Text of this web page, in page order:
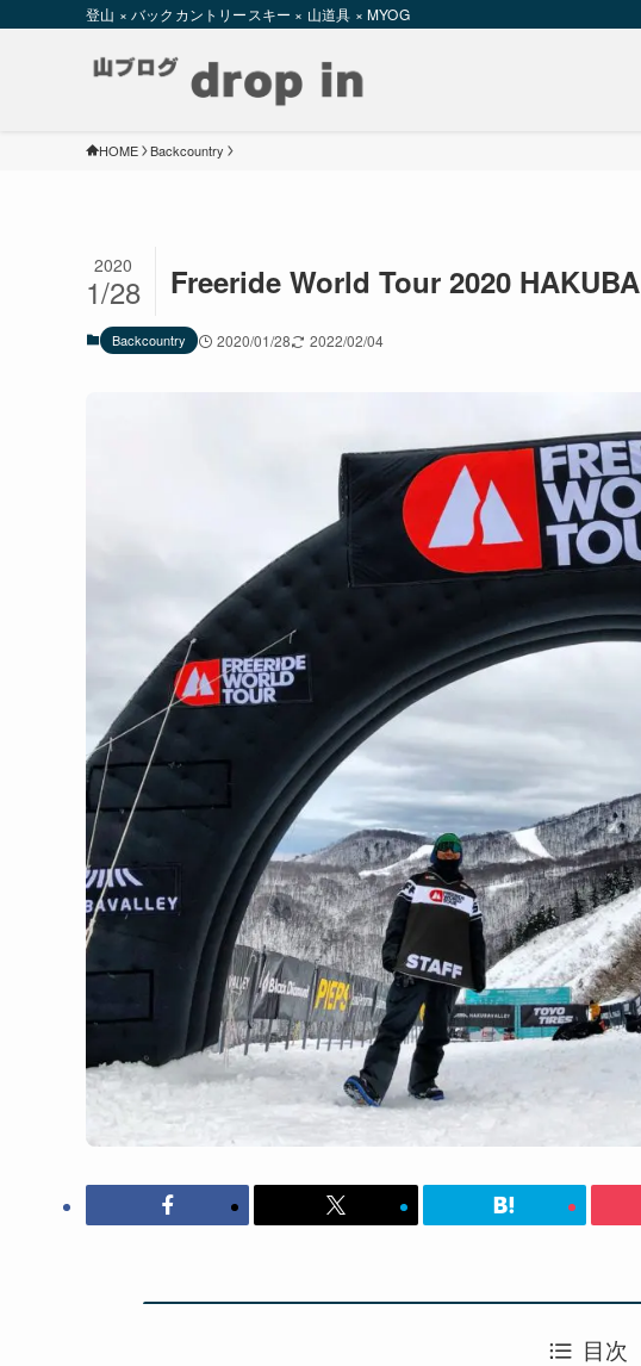
登山 × バックカントリースキー × 山道具 × MYOG
HOME Backcountry
Freeride World Tour 2020 HAKUBA
2020
1/28
Backcountry 2020/01/28 2022/02/04
目次